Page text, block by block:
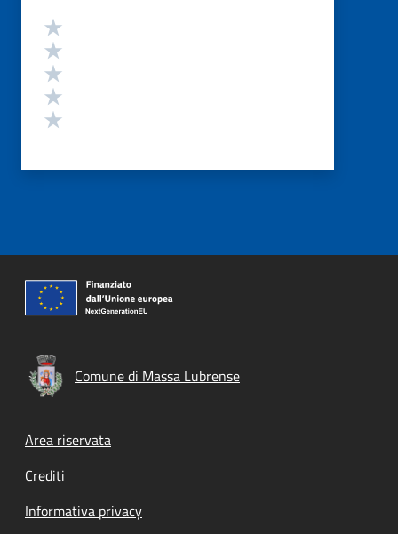
Valutazione
Comune di Massa Lubrense
Footer menu
Area riservata
Crediti
Informativa privacy